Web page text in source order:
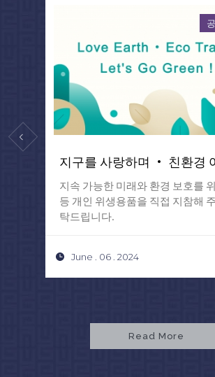
지구를 사랑하며 · 친환경
지속 가능한 미래와 환경 보호를
등 개인 위생용품을 직접 지참해
탁드립니다.
June . 06 . 2024
Read More